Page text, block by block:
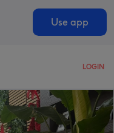
Use app
LOGIN